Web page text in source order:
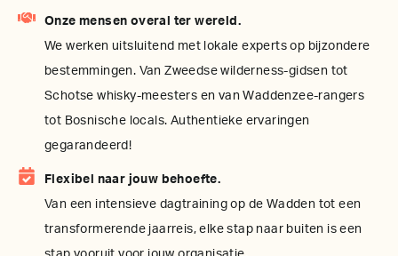
Onze mensen overal ter wereld.
We werken uitsluitend met lokale experts op bijzondere
bestemmingen. Van Zweedse wilderness-gidsen tot
Schotse whisky-meesters en van Waddenzee-rangers
tot Bosnische locals. Authentieke ervaringen
gegarandeerd!
Flexibel naar jouw behoefte.
Van een intensieve dagtraining op de Wadden tot een
transformerende jaarreis, elke stap naar buiten is een